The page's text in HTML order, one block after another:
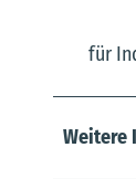
für
Weitere